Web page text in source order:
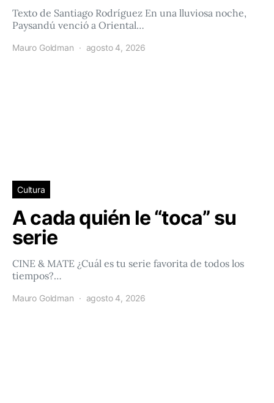
Texto de Santiago Rodríguez En una lluviosa noche,
Paysandú venció a Oriental…
Mauro Goldman agosto 4, 2026
Cultura
A cada quién le “toca” su
serie
CINE & MATE ¿Cuál es tu serie favorita de todos los
tiempos?…
Mauro Goldman agosto 4, 2026